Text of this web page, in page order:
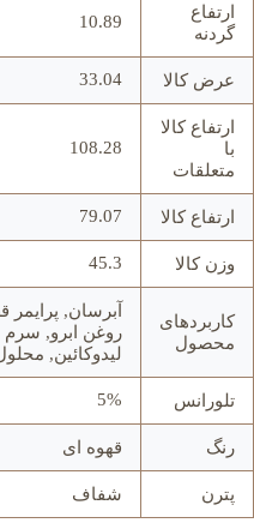
ارتفاع
گردنه
10.89
عرض کالا 33.04
ارتفاع کالا
با
متعلقات
108.28
ارتفاع کالا 79.07
وزن کالا 45.3
کاربردهای
محصول
آبرسان,
روغن ابرو,
لیدوکائین,
تلورانس 5%
رنگ قهوه ای
پترن شفاف